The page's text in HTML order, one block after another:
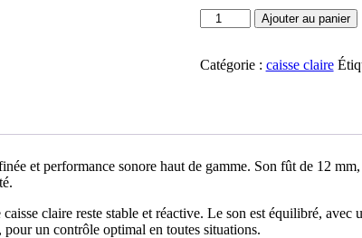
Ajouter au panier
Catégorie : caisse claire
et performance sonore haut de gamme. Son fût de 12
claire reste stable et réactive. Le son est équilibré,
un contrôle optimal en toutes situations.